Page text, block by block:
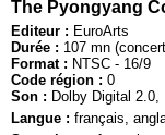
The Pyongyang
Editeur : EuroArts
Durée : 107 mn
Format : NTSC - 16/9
Code région : 0
Son : Dolby Digital
Langue : français,